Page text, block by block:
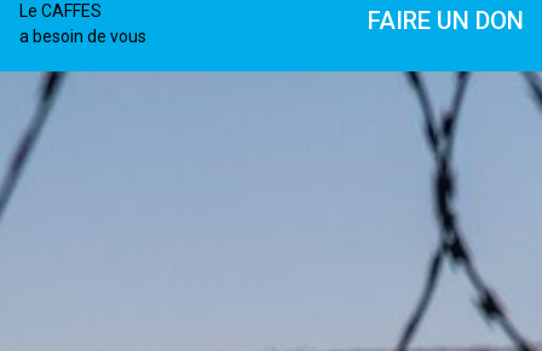
Le CAFFES
a besoin de vous
FAIRE UN DON